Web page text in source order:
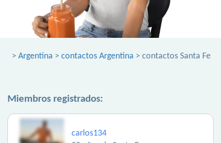
> Argentina > contactos Argentina > contactos Santa Fe
Miembros registrados:
carlos134